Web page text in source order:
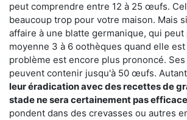
peut comprendre entre 12 à 25 œufs.
beaucoup trop pour votre maison. Mais
affaire à une blatte germanique, qui peut
moyenne 3 à 6 oothèques quand elle
problème est encore plus prononcé.
peuvent contenir jusqu'à 50 œufs.
leur éradication avec des recettes de
stade ne sera certainement pas efficace
pondent dans des crevasses ou autres